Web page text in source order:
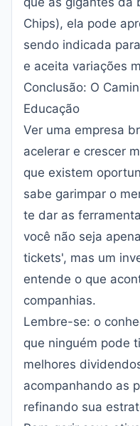
Chips), ela pode
sendo indicada
e aceita variações
Conclusão: O
Educação
Ver uma empresa
acelerar e crescer
que existem
sabe garimpar o
te dar as
você não seja
tickets', mas um
entende o que
companhias.
Lembre-se: o
que ninguém pode
melhores
acompanhando as
refinando sua